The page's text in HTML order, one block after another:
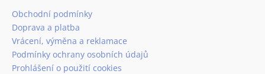
Obchodní podmínky
Doprava a platba
Vrácení, výměna a reklamace
Podmínky ochrany osobních údajů
Prohlášení o použití cookies